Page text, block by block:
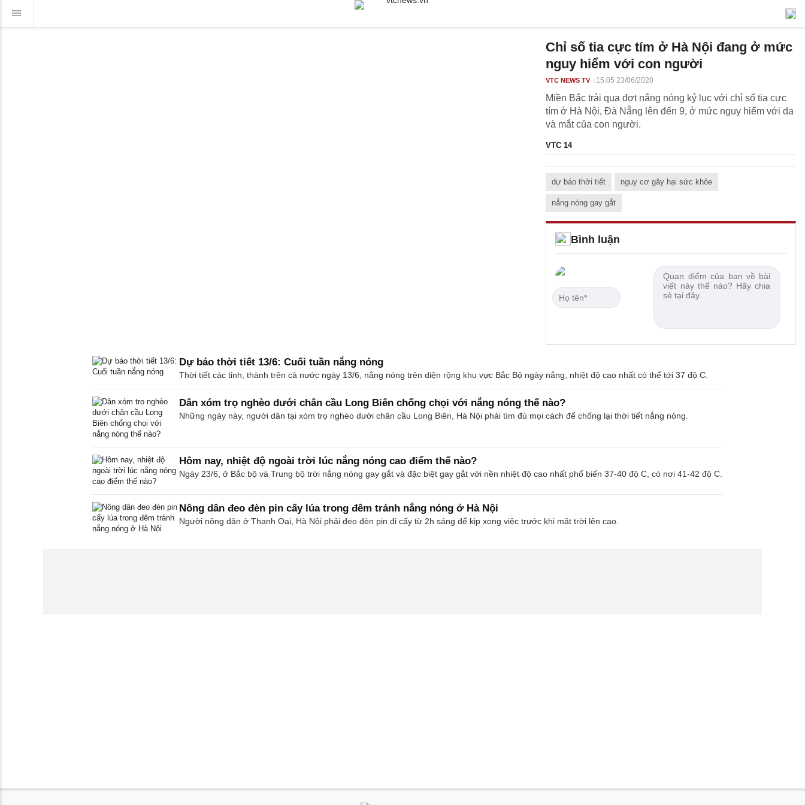
Chỉ số tia cực tím ở Hà Nội đang ở mức
nguy hiểm với con người
VTC NEWS TV 15:05 23/06/2020
Miền Bắc trải qua đợt nắng nóng kỷ lục với chỉ số tia cực
tím ở Hà Nội, Đà Nẵng lên đến 9, ở mức nguy hiểm với da
và mắt của con người.
VTC 14
dự báo thời tiết nguy cơ gây hại sức khỏe
nắng nóng gay gắt
Bình luận
Dự báo thời tiết 13/6: Cuối tuần nắng nóng
Thời tiết các tỉnh, thành trên cả nước ngày 13/6, nắng nóng trên diện rộng khu vực Bắc Bộ ngày nắng, nhiệt độ cao nhất có thể tới 37 độ C.
Dân xóm trọ nghèo dưới chân cầu Long Biên chống chọi với nắng nóng thế nào?
Những ngày này, người dân tại xóm trọ nghèo dưới chân cầu Long Biên, Hà Nội phải tìm đủ mọi cách để chống lại thời tiết nắng nóng.
Hôm nay, nhiệt độ ngoài trời lúc nắng nóng cao điểm thế nào?
Ngày 23/6, ở Bắc bộ và Trung bộ trời nắng nóng gay gắt và đặc biệt gay gắt với nền nhiệt độ cao nhất phổ biến 37-40 độ C, có nơi 41-42 độ C.
Nông dân đeo đèn pin cấy lúa trong đêm tránh nắng nóng ở Hà Nội
Người nông dân ở Thanh Oai, Hà Nội phải đeo đèn pin đi cấy từ 2h sáng để kịp xong việc trước khi mặt trời lên cao.